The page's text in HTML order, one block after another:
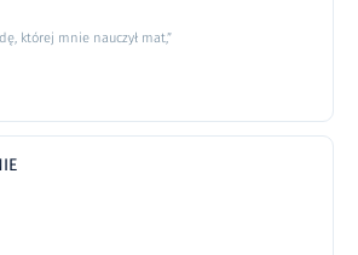
której mnie nauczył mat,”